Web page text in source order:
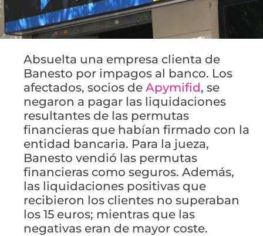
Absuelta una empresa clienta de
Banesto por impagos al banco. Los
afectados, socios de Apymifid, se
negaron a pagar las liquidaciones
resultantes de las permutas
financieras que habían firmado con la
entidad bancaria. Para la jueza,
Banesto vendió las permutas
financieras como seguros. Además,
las liquidaciones positivas que
recibieron los clientes no superaban
los 15 euros; mientras que las
negativas eran de mayor coste.